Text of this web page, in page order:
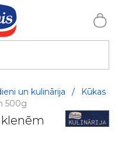
un kulinārija /
Kūkas
500g